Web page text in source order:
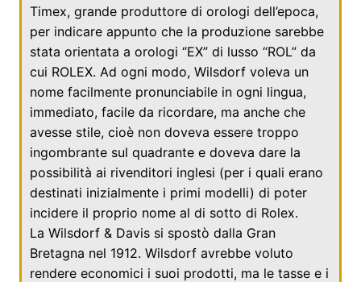
Timex, grande produttore di orologi dell’epoca,
per indicare appunto che la produzione sarebbe
stata orientata a orologi “EX” di lusso “ROL” da
cui ROLEX. Ad ogni modo, Wilsdorf voleva un
nome facilmente pronunciabile in ogni lingua,
immediato, facile da ricordare, ma anche che
avesse stile, cioè non doveva essere troppo
ingombrante sul quadrante e doveva dare la
possibilità ai rivenditori inglesi (per i quali erano
destinati inizialmente i primi modelli) di poter
incidere il proprio nome al di sotto di Rolex.
La Wilsdorf & Davis si spostò dalla Gran
Bretagna nel 1912. Wilsdorf avrebbe voluto
rendere economici i suoi prodotti, ma le tasse e i